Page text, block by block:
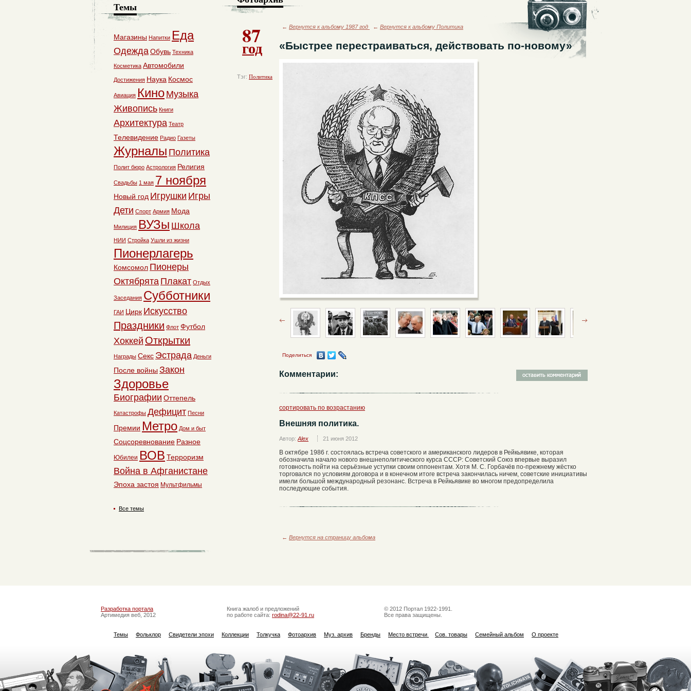
87
год
Тэг: Политика
← Вернутся к альбому 1987 год ← Вернутся к альбому Политика
«Быстрее перестраиваться, действовать по-новому»
Поделиться
Комментарии:
сортировать по возрастанию
Внешняя политика.
Автор: Alex 21 июня 2012
В октябре 1986 г. состоялась встреча советского и американского лидеров в Рейкьявике, которая
обозначила начало нового внешнеполитического курса СССР: Советский Союз впервые выразил
готовность пойти на серьёзные уступки своим оппонентам. Хотя М. С. Горбачёв по-прежнему жёстко
торговался по условиям договора и в конечном итоге встреча закончилась ничем, советские инициативы
имели большой международный резонанс. Встреча в Рейкьявике во многом предопределила
последующие события.
← Вернутся на страницу альбома
Темы
Магазины Напитки Еда
ОдеждаОбувь Техника
Косметика Автомобили
Достижения Наука Космос
Авиация Кино Музыка
Живопись Книги
Архитектура Театр
Телевидение Радио Газеты
Журналы Политика
Полит бюро Астрология Религия
Свадьбы 1 мая 7 ноября
Новый год Игрушки Игры
Дети Спорт Армия Мода
Милиция ВУЗы Школа
НИИ Стройка Ушли из жизни
Пионерлагерь
Комсомол Пионеры
Октябрята Плакат Отдых
Заседания Субботники
ГАИ Цирк Искусство
Праздники Флот Футбол
Хоккей Открытки
Награды Секс Эстрада Деньги
После войны Закон
Здоровье
Биографии Оттепель
Катастрофы Дефицит Песни
Премии Метро Дом и быт
Соцсоревнование Разное
Юбилеи ВОВ Терроризм
Война в Афганистане
Эпоха застоя Мультфильмы
Все темы
Разработка портала
Артимедия веб, 2012
Книга жалоб и предложений
по работе сайта: rodina@22-91.ru
© 2012 Портал 1922-1991.
Все права защищены.
Темы Фольклор Свидетели эпохи Коллекции Толкучка Фотоархив Муз. архив Бренды Место встречи Сов. товары Семейный альбом О проекте